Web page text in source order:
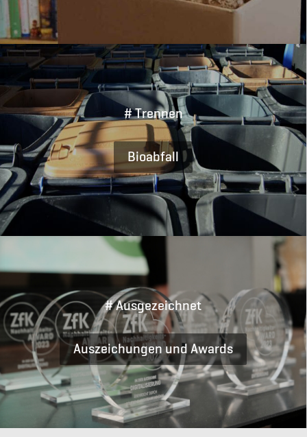
# Trennen
Bioabfall
# Ausgezeichnet
Auszeichungen und Awards